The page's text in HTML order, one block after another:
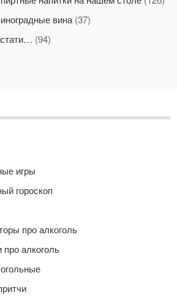
вина(37)
(94)
игры
гороскоп
про алкоголь
про алкоголь